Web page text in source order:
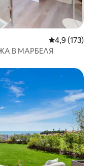
Средна
4,9 (173)
В МАРБЕЛЯ